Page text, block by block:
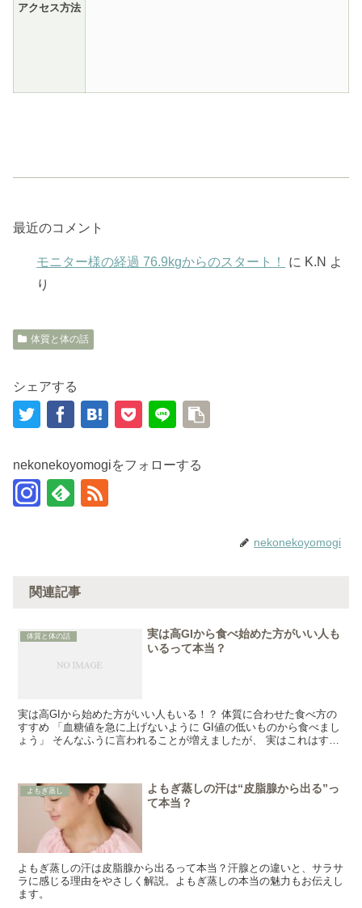
アクセス方法
最近のコメント
モニター様の経過 76.9kgからのスタート！ に K.N よ
り
体質と体の話
シェアする
nekonekoyomogiをフォローする
nekonekoyomogi
関連記事
体質と体の話
実は高GIから食べ始めた方がいい人も
いるって本当？
実は高GIから始めた方がいい人もいる！？ 体質に合わせた食べ方の
すすめ 「血糖値を急に上げないように GI値の低いものから食べまし
ょう」 そんなふうに言われることが増えましたが、 実はこれはすべ
よもぎ蒸し
よもぎ蒸しの汗は“皮脂腺から出る”っ
て本当？
よもぎ蒸しの汗は皮脂腺から出るって本当？汗腺との違いと、サラサ
ラに感じる理由をやさしく解説。よもぎ蒸しの本当の魅力もお伝えし
ます。